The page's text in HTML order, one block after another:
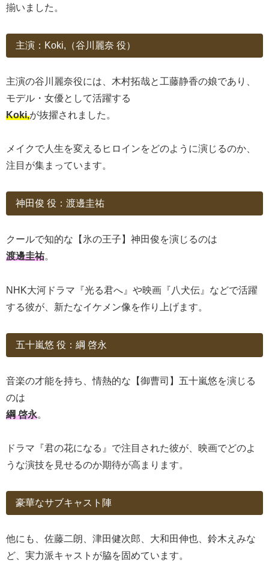
揃いました。
主演：Koki,（谷川麗奈 役）
主演の谷川麗奈役には、木村拓哉と工藤静香の娘であり、
モデル・女優として活躍する
Koki,が抜擢されました。
メイクで人生を変えるヒロインをどのように演じるのか、
注目が集まっています。
神田俊 役：渡邊圭祐
クールで知的な【氷の王子】神田俊を演じるのは
渡邊圭祐。
NHK大河ドラマ『光る君へ』や映画『八犬伝』などで活躍
する彼が、新たなイケメン像を作り上げます。
五十嵐悠 役：綱 啓永
音楽の才能を持ち、情熱的な【御曹司】五十嵐悠を演じる
のは
綱 啓永。
ドラマ『君の花になる』で注目された彼が、映画でどのよ
うな演技を見せるのか期待が高まります。
豪華なサブキャスト陣
他にも、佐藤二朗、津田健次郎、大和田伸也、鈴木えみな
ど、実力派キャストが脇を固めています。